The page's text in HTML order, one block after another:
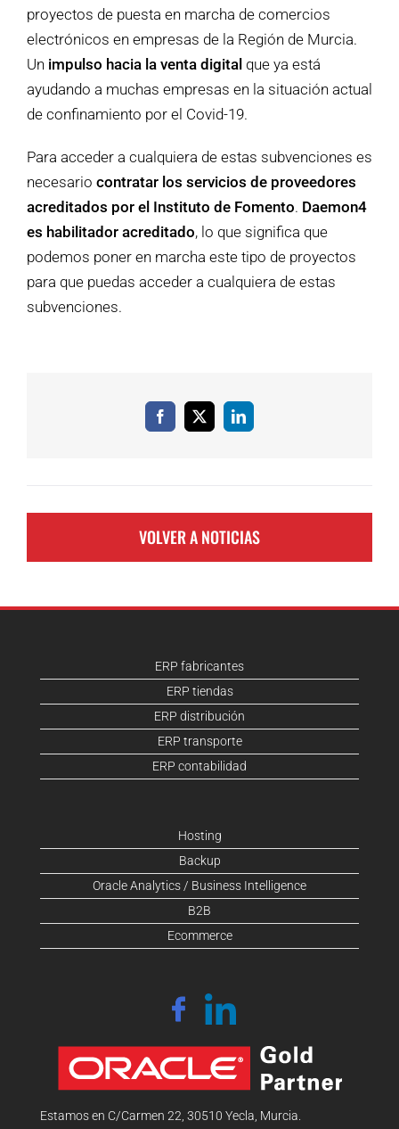
proyectos de puesta en marcha de comercios
electrónicos en empresas de la Región de Murcia.
Un impulso hacia la venta digital que ya está
ayudando a muchas empresas en la situación actual
de confinamiento por el Covid-19.
Para acceder a cualquiera de estas subvenciones es
necesario contratar los servicios de proveedores
acreditados por el Instituto de Fomento. Daemon4
es habilitador acreditado, lo que significa que
podemos poner en marcha este tipo de proyectos
para que puedas acceder a cualquiera de estas
subvenciones.
Facebook
X LinkedIn
VOLVER A NOTICIAS
ERP fabricantes
ERP tiendas
ERP distribución
ERP transporte
ERP contabilidad
Hosting
Backup
Oracle Analytics / Business Intelligence
B2B
Ecommerce
Estamos en C/Carmen 22, 30510 Yecla, Murcia.